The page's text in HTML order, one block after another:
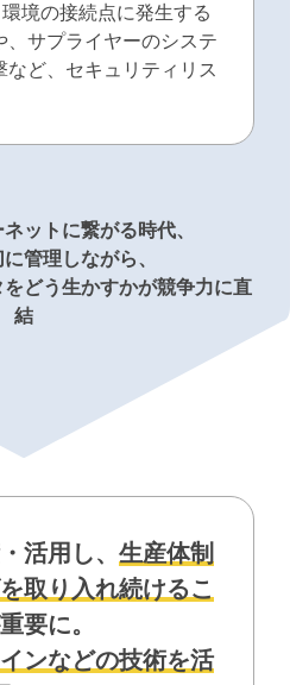
境の接続点に発⽣する
、サプライヤーのシステ
など、セキュリティリス
ットに繋がる時代、
管理しながら、
どう⽣かすかが競争⼒に直
結
活⽤し、 ⽣産体制
取り⼊れ続けるこ
要に。
ンなどの技術を活